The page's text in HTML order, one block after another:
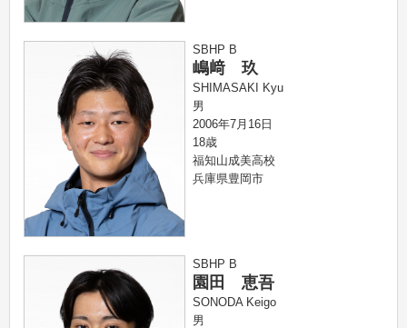
SBHP B
嶋﨑 玖
SHIMASAKI Kyu
男
2006年7月16日
18歳
福知山成美高校
兵庫県豊岡市
SBHP B
園田 恵吾
SONODA Keigo
男